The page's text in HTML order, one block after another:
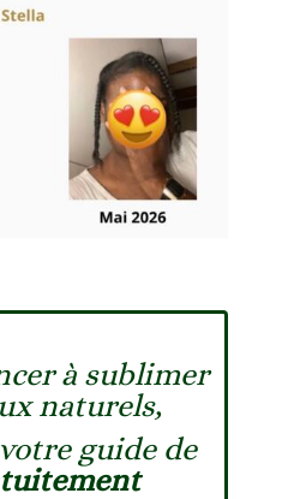
à sublimer
naturels,
guide de